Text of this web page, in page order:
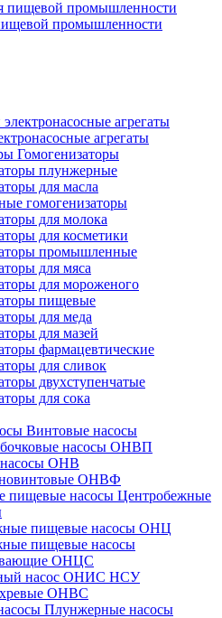
промышленности
агрегаты
Гомогенизаторы
плунжерные
для масла
гомогенизаторы
для молока
для косметики
промышленные
для мяса
для мороженого
пищевые
для меда
для мазей
фармацевтические
для сливок
двухступенчатые
для сока
Винтовые насосы
насосы ОНВП
ОНВ
ОНВФ
Центробежные
пищевые насосы ОНЦ
пищевые насосы
ОНЦС
насос ОНИС НСУ
ОНВС
Плунжерные насосы